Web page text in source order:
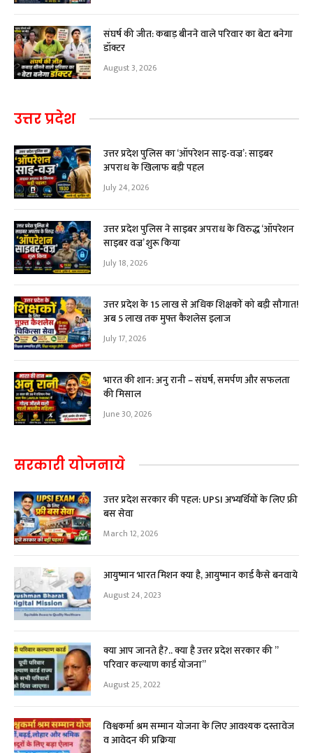
संघर्ष की जीत: कबाड़ बीनने वाले परिवार का बेटा बनेगा
डॉक्टर
August 3, 2026
उत्तर प्रदेश
उत्तर प्रदेश पुलिस का ‘ऑपरेशन साइ-वज्र’: साइबर
अपराध के खिलाफ बड़ी पहल
July 24, 2026
उत्तर प्रदेश पुलिस ने साइबर अपराध के विरुद्ध ‘ऑपरेशन
साइबर वज्र’ शुरू किया
July 18, 2026
उत्तर प्रदेश के 15 लाख से अधिक शिक्षकों को बड़ी सौगात!
अब ₹5 लाख तक मुफ्त कैशलेस इलाज
July 17, 2026
भारत की शान: अनु रानी – संघर्ष, समर्पण और सफलता
की मिसाल
June 30, 2026
सरकारी योजनाये
उत्तर प्रदेश सरकार की पहल: UPSI अभ्यर्थियों के लिए फ्री
बस सेवा
March 12, 2026
आयुष्मान भारत मिशन क्या है, आयुष्मान कार्ड कैसे बनवाये
August 24, 2023
क्या आप जानते हैं?.. क्या है उत्तर प्रदेश सरकार की ”
परिवार कल्याण कार्ड योजना”
August 25, 2022
विश्वकर्मा श्रम सम्मान योजना के लिए आवश्यक दस्तावेज
व आवेदन की प्रक्रिया